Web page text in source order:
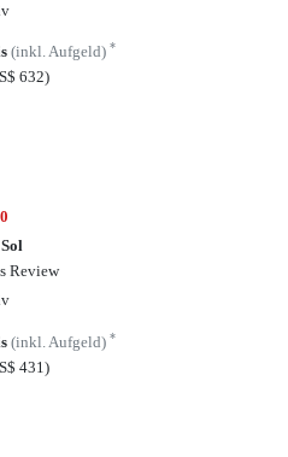
(inkl. Aufgeld)*
632)
Review
(inkl. Aufgeld)*
431)